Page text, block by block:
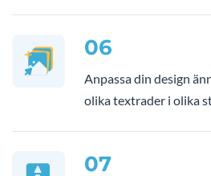
06
Anpassa din design
olika textrader i olika
07